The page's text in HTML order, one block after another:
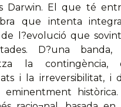
Darwin. El que té
que intenta
de l?evolució que
D?una
la contingència,
i la irreversibilitat, i
eminentment